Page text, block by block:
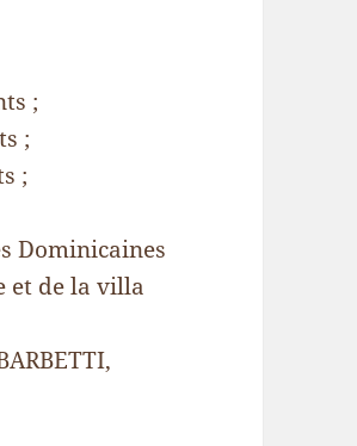
;
;
;
Dominicaines
et de la villa